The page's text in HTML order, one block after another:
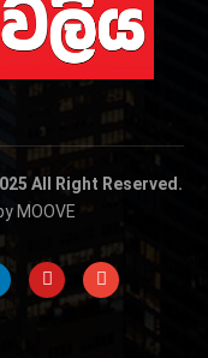
All Right Reserved.
MOOVE